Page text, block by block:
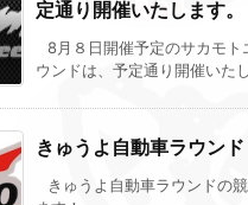
定通り開催いたします。
8月８日開催予定のサカモト
ウンドは、予定通り開催いた
きゅうよ自動車ラウン
きゅうよ自動車ラウンドの